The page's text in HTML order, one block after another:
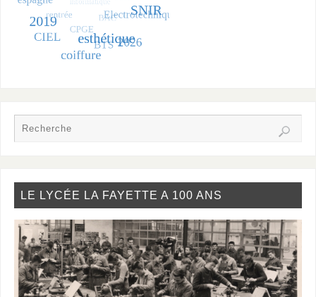
LE LYCÉE LA FAYETTE A 100 ANS